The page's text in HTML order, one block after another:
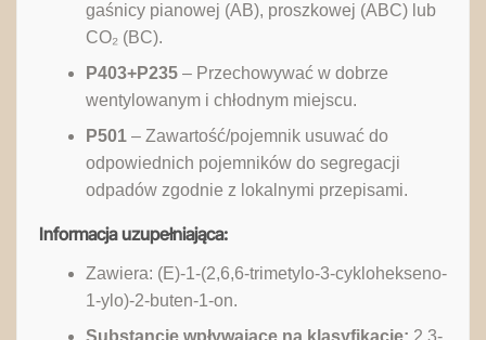
gaśnicy pianowej (AB), proszkowej (ABC) lub
CO₂ (BC).
P403+P235– Przechowywać w dobrze
wentylowanym i chłodnym miejscu.
P501– Zawartość/pojemnik usuwać do
odpowiednich pojemników do segregacji
odpadów zgodnie z lokalnymi przepisami.
Informacja uzupełniająca:
Zawiera: (E)-1-(2,6,6-trimetylo-3-cyklohekseno-
1-ylo)-2-buten-1-on.